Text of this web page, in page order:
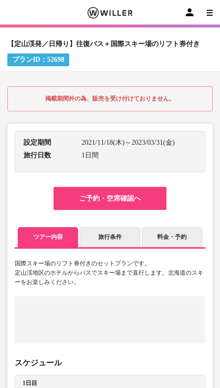
【定山渓発／日帰り】往復バス＋国際スキー場のリフト券付き
プランID： 52698
掲載期間外の為、販売を受け付けておりません。
設定期間
2021/11/18(木)～2023/03/31(金)
旅行日数
1日間
ご予約・空席確認へ
ツアー内容 旅行条件 料金・予約
国際スキー場のリフト券付きのセットプランです。
定山渓地区のホテルからバスでスキー場まで直行します。北海道のスキ
ーをお楽しみください。
スケジュール
1日目